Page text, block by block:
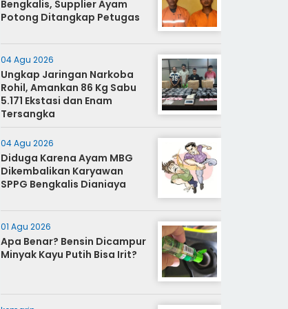
Bengkalis, Supplier Ayam
Potong Ditangkap Petugas
04 Agu 2026
Ungkap Jaringan Narkoba
Rohil, Amankan 86 Kg Sabu
5.171 Ekstasi dan Enam
Tersangka
04 Agu 2026
Diduga Karena Ayam MBG
Dikembalikan Karyawan
SPPG Bengkalis Dianiaya
01 Agu 2026
Apa Benar? Bensin Dicampur
Minyak Kayu Putih Bisa Irit?